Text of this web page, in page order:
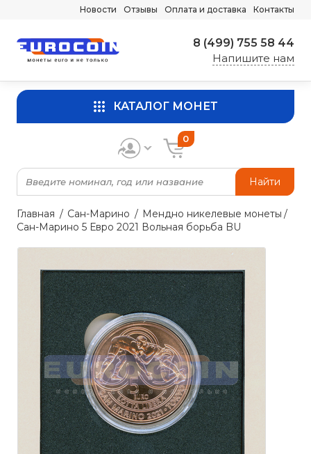
Новости Отзывы Оплата и доставка Контакты
8 (499) 755 58 44
Напишите нам
КАТАЛОГ МОНЕТ
Найти
0
Главная Сан-Марино
Мендно никелевые монеты
Сан-Марино 5 Евро 2021 Вольная борьба BU